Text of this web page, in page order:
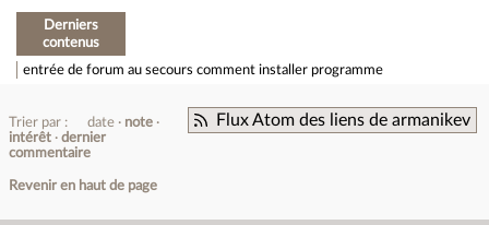
Derniers
contenus
entrée de forum au secours comment installer programme
Flux Atom des liens de armanikev
Trier par : date
note
intérêt
dernier
commentaire
Revenir en haut de page